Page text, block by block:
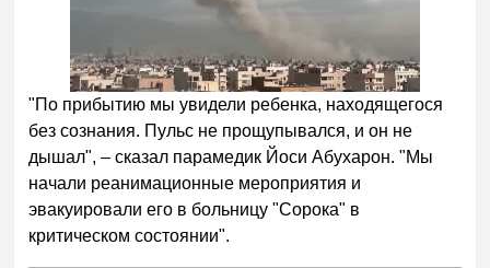
"По прибытию мы увидели ребенка, находящегося
без сознания. Пульс не прощупывался, и он не
дышал", – сказал парамедик Йоси Абухарон. "Мы
начали реанимационные мероприятия и
эвакуировали его в больницу "Сорока" в
критическом состоянии".